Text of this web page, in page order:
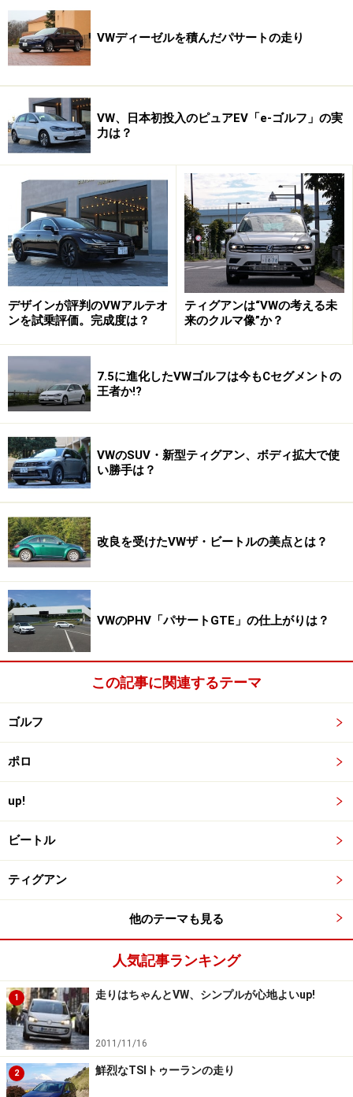
VWディーゼルを積んだパサートの走り
VW、日本初投入のピュアEV「e-ゴルフ」の実
力は？
デザインが評判のVWアルテオ
ンを試乗評価。完成度は？
ティグアンは“VWの考える未
来のクルマ像”か？
7.5に進化したVWゴルフは今もCセグメントの
王者か!?
VWのSUV・新型ティグアン、ボディ拡大で使
い勝手は？
改良を受けたVWザ・ビートルの美点とは？
VWのPHV「パサートGTE」の仕上がりは？
この記事に関連するテーマ
ゴルフ
ポロ
up!
ビートル
ティグアン
他のテーマも見る
人気記事ランキング
1 走りはちゃんとVW、シンプルが心地よいup!
2011/11/16
2 鮮烈なTSIトゥーランの走り